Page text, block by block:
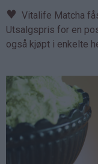
♥ Vitalife Matcha
Utsalgspris for en
også kjøpt i enkelte